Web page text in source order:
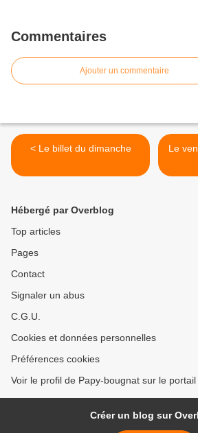
Commentaires
Ajouter un commentaire
< Le billet du dimanche
Le
Hébergé par Overblog
Top articles
Pages
Contact
Signaler un abus
C.G.U.
Cookies et données personnelles
Préférences cookies
Voir le profil de Papy-bougnat sur le
Créer un blog sur